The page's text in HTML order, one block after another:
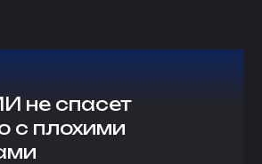
не спасет
с плохими